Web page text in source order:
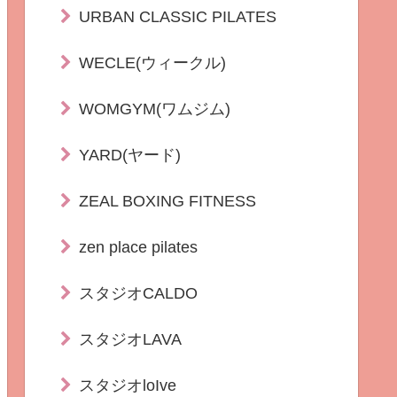
URBAN CLASSIC PILATES
WECLE(ウィークル)
WOMGYM(ワムジム)
YARD(ヤード)
ZEAL BOXING FITNESS
zen place pilates
スタジオCALDO
スタジオLAVA
スタジオloIve